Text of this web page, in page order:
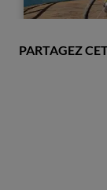
PARTAGEZ